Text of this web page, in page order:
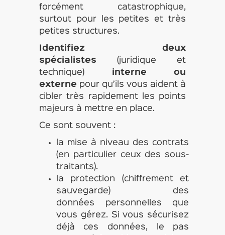
forcément catastrophique,
surtout pour les petites et très
petites structures.
Identifiez deux
spécialistes (juridique et
technique)interne ou
externe pour qu’ils vous aident à
cibler très rapidement les points
majeurs à mettre en place.
Ce sont souvent :
la mise à niveau des contrats
(en particulier ceux des sous-
traitants).
la protection (chiffrement et
sauvegarde) des
données personnelles que
vous gérez. Si vous sécurisez
déjà ces données, le pas